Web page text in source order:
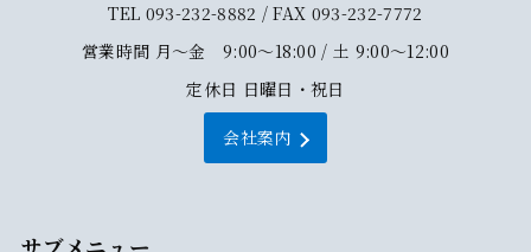
TEL 093-232-8882 / FAX 093-232-7772
営業時間 月～金 9:00～18:00 / 土 9:00～12:00
定休日 日曜日・祝日
会社案内